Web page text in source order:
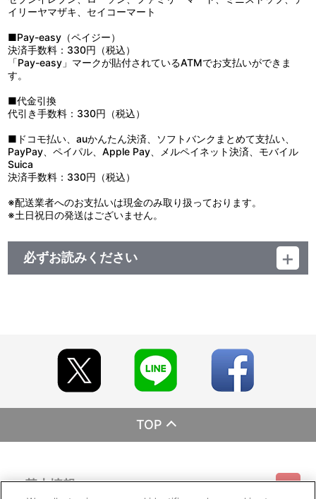
「刑事(デカ)プリ!?」
る熱血刑事たち。容疑者として次々と警察に連行されるのは青学(せ
いがく)レギュラー陣だった。果たして、事件の真相は…!?
■第88話「ボウリングの王子様」
関東大会ベスト４進出の祝勝会として、ボウリング大会を開催す
ガーターでもミニカップを飲まされると聞き、やる気を出すレギュ
ラー陣。しかし、青酢の威力は凄まじく、いつもは乾汁が平気な不
アが意外な強さを見せて、リョーマ・桃城ペアを圧倒。青酢の犠牲
者が続々と増えていく中、最後に勝利するのは…!?
イリーヤマザキ、セイコーマート
■Pay-easy（ペイジー）
決済手数料：330円（税込）
「Pay-easy」マークが貼付されているATMでお支払いができま
す。
■代金引換
代引き手数料：330円（税込）
■ドコモ払い、auかんたん決済、ソフトバンクまとめて支払い、
PayPay、ペイパル、Apple Pay、メルペイネット決済、モバイル
Suica
決済手数料：330円（税込）
※配送業者へのお支払いは現金のみ取り扱っております。
※土日祝日の発送はございません。
必ずお読みください
TOP
基本情報